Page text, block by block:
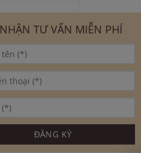
NHẬN TƯ VẤN MIỄN PHÍ